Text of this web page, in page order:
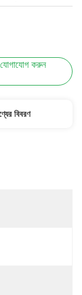
করুন
বিবরণ